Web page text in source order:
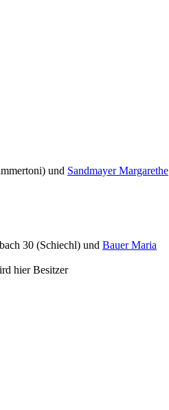
und Sandmayer Margarethe
30 (Schiechl) und Bauer Maria
hier Besitzer